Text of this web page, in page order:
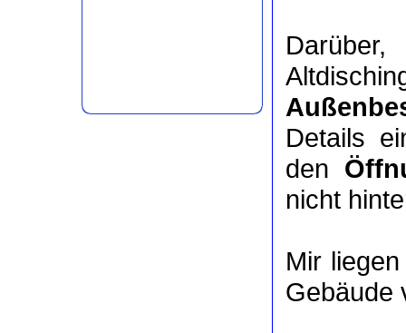
Details
den
nicht
Mir
Gebäude